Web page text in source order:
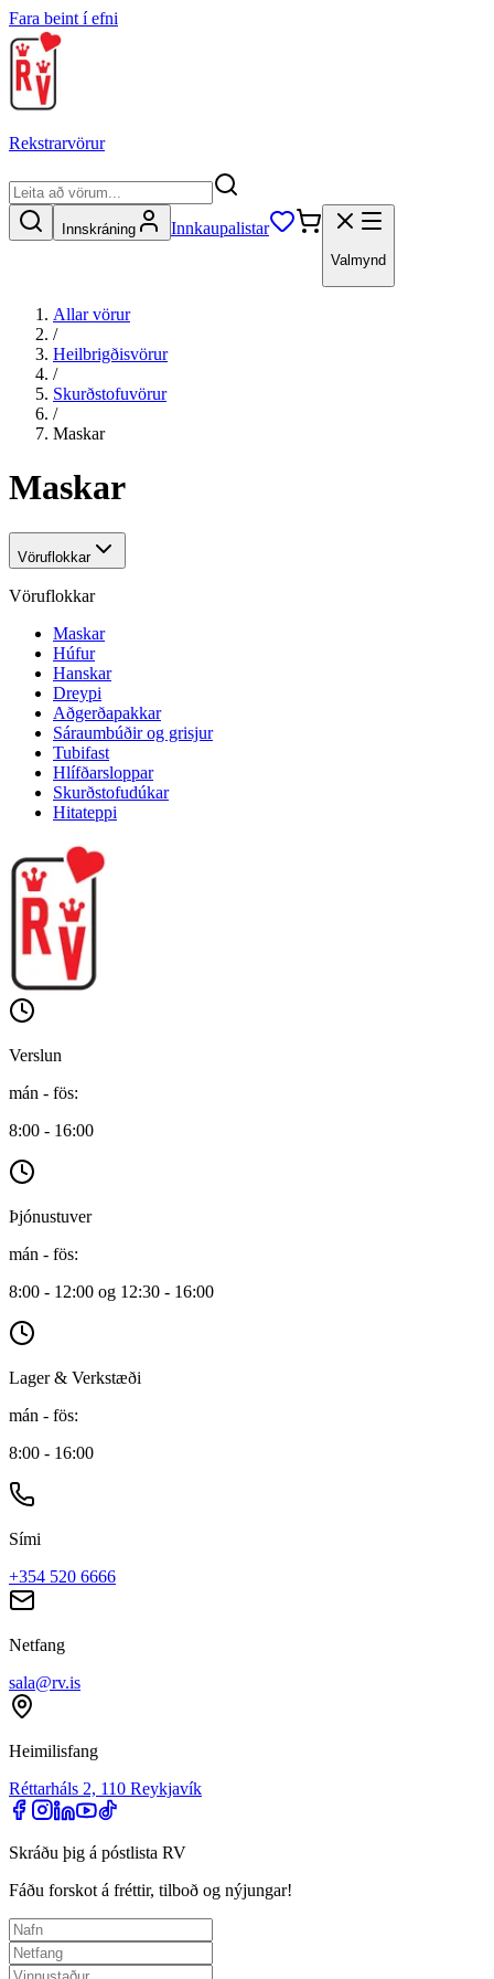
Fara beint í efni
Rekstrarvörur
Innskráning Innkaupalistar
Valmynd
Allar vörur
/
Heilbrigðisvörur
/
Skurðstofuvörur
/
Maskar
Maskar
Vöruflokkar
Vöruflokkar
Maskar
Húfur
Hanskar
Dreypi
Aðgerðapakkar
Sáraumbúðir og grisjur
Tubifast
Hlífðarsloppar
Skurðstofudúkar
Hitateppi
Verslun
mán - fös:
8:00 - 16:00
Þjónustuver
mán - fös:
8:00 - 12:00 og 12:30 - 16:00
Lager & Verkstæði
mán - fös:
8:00 - 16:00
Sími
+354 520 6666
Netfang
sala@rv.is
Heimilisfang
Réttarháls 2, 110 Reykjavík
Skráðu þig á póstlista RV
Fáðu forskot á fréttir, tilboð og nýjungar!